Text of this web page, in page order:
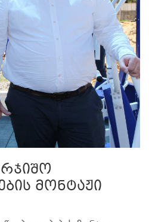
მონტაჟი